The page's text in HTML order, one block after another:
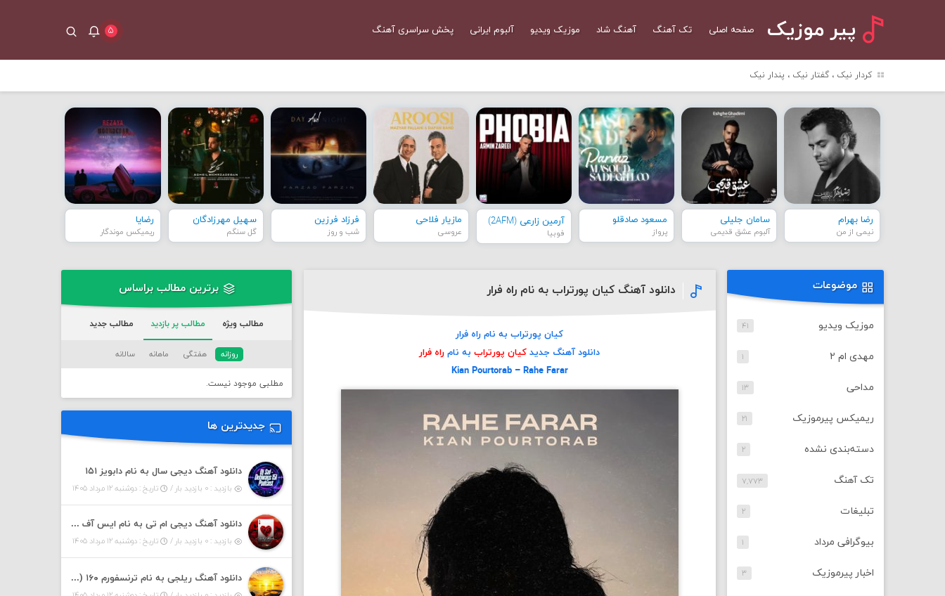
پیر موزیک صفحه اصلی تک آهنگ آهنگ شاد موزیک ویدیو آلبوم ایرانی پخش سراسری آهنگ ۵
کردار نیک ، گفتار نیک ، پندار نیک
رضا بهرام
نیمی از من
سامان جلیلی
آلبوم عشق قدیمی
مسعود صادقلو
پرواز
آرمین زارعی (2AFM)
فوبیا
مازیار فلاحی
عروسی
فرزاد فرزین
شب و روز
سهیل مهرزادگان
گل سنگم
رضایا
ریمیکس موندگار
دانلود آهنگ کیان پورتراب به نام راه فرار
کیان پورتراب به نام راه فرار
دانلود آهنگ جدیدکیان پورتراببه نام راه فرار
Kian Pourtorab – Rahe Farar
موضوعات
موزیک ویدیو ۴۱
مهدی ام ۲ ۱
مداحی ۱۳
ریمیکس پیرموزیک ۲۱
دسته‌بندی نشده ۲
تک آهنگ ۷,۷۷۳
تبلیغات ۲
بیوگرافی مرداد ۱
اخبار پیرموزیک ۳
برترین مطالب براساس
مطالب ویژه مطالب پر بازدید مطالب جدید
روزانه هفتگی ماهانه سالانه
مطلبی موجود نیست.
جدیدترین ها
دانلود آهنگ دیجی سال به نام دابویز ۱۵۱
بازدید : ۰ بازدید بار / تاریخ : دوشنبه ۱۲ مرداد ۱۴۰۵
دانلود آهنگ دیجی ام تی به نام ایس آف هرست ۱
بازدید : ۰ بازدید بار / تاریخ : دوشنبه ۱۲ مرداد ۱۴۰۵
دانلود آهنگ ریلجی به نام ترنسفورم ۱۶۰ (پادکست)